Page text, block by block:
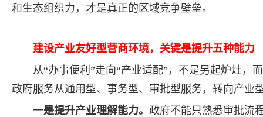
和生态组织力，才是真正的区域竞争壁垒。
建设产业友好型营商环境，关键是提升五种能力
从“办事便利”走向“产业适配”，不是另起炉灶，
政府服务从通用型、事务型、审批型服务，转向产业
一是提升产业理解能力。 政府不能只熟悉审批流